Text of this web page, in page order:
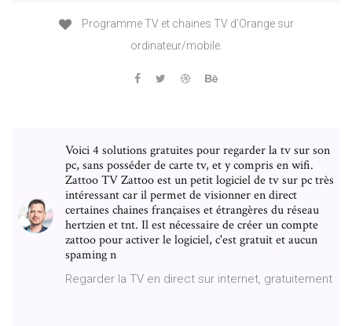
Programme TV et chaines TV d’Orange sur
ordinateur/mobile.
Voici 4 solutions gratuites pour regarder la tv sur son
pc, sans posséder de carte tv, et y compris en wifi.
Zattoo TV Zattoo est un petit logiciel de tv sur pc très
intéressant car il permet de visionner en direct
certaines chaines françaises et étrangères du réseau
hertzien et tnt. Il est nécessaire de créer un compte
zattoo pour activer le logiciel, c'est gratuit et aucun
spaming n
Regarder la TV en direct sur internet, gratuitement